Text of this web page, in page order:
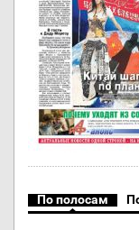
По полосам